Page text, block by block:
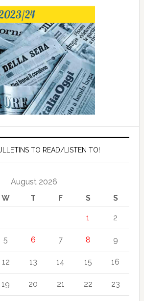
TO READ/LISTEN TO!
August 2026
W T F S S
1 2
5 6 7 8 9
12 13 14 15 16
19 20 21 22 23